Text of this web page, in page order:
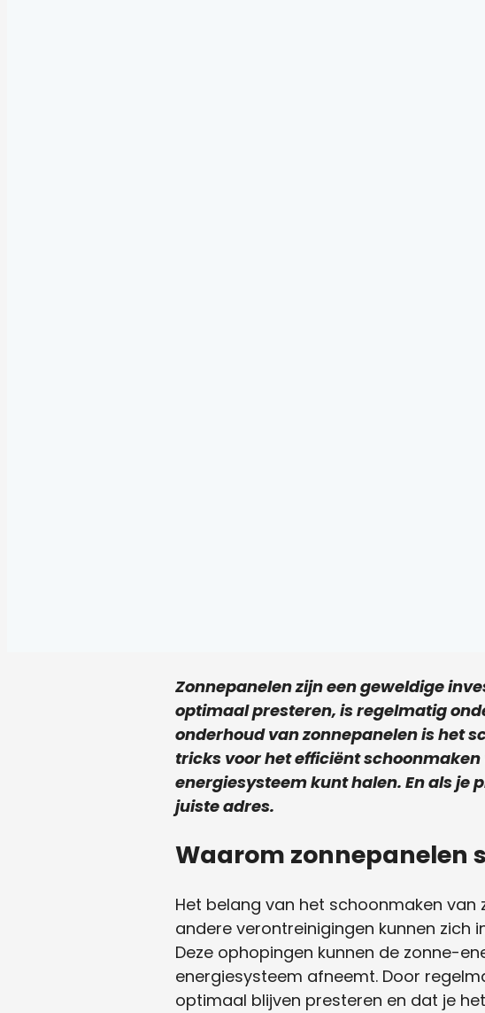
Zonnepanelen zijn een geweldige
optimaal presteren, is regelmatig
onderhoud van zonnepanelen is het
tricks voor het efficiënt
energiesysteem kunt halen. En als je
juiste adres.
Waarom zonnepanelen
Het belang van het schoonmaken
andere verontreinigingen kunnen zich
Deze ophopingen kunnen de zonne-
energiesysteem afneemt. Door
optimaal blijven presteren en dat je